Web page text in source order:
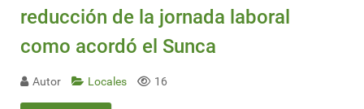
reducción de la jornada laboral
como acordó el Sunca
Autor Locales 16